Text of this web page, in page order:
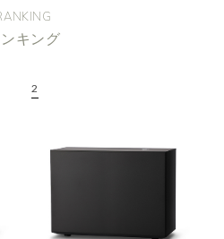
キング